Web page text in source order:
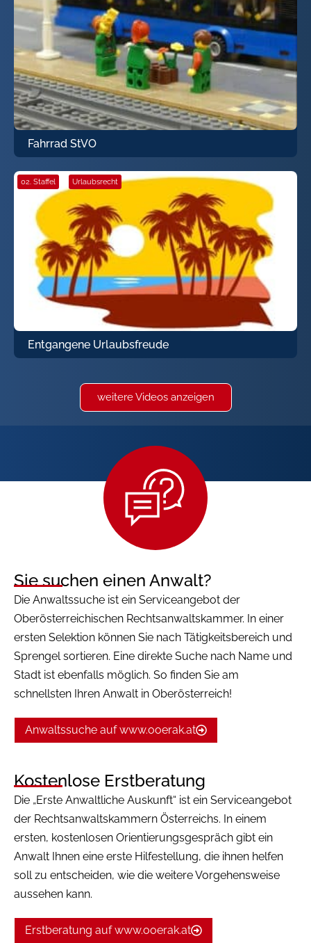
Fahrrad StVO
02. Staffel Urlaubsrecht
Entgangene Urlaubsfreude
weitere Videos anzeigen
Sie suchen einen Anwalt?
Die Anwaltssuche ist ein Serviceangebot der
Oberösterreichischen Rechtsanwaltskammer. In einer
ersten Selektion können Sie nach Tätigkeitsbereich und
Sprengel sortieren. Eine direkte Suche nach Name und
Stadt ist ebenfalls möglich. So finden Sie am
schnellsten Ihren Anwalt in Oberösterreich!
Anwaltssuche auf www.ooerak.at
Kostenlose Erstberatung
Die „Erste Anwaltliche Auskunft“ ist ein Serviceangebot
der Rechtsanwaltskammern Österreichs. In einem
ersten, kostenlosen Orientierungsgespräch gibt ein
Anwalt Ihnen eine erste Hilfestellung, die ihnen helfen
soll zu entscheiden, wie die weitere Vorgehensweise
aussehen kann.
Erstberatung auf www.ooerak.at